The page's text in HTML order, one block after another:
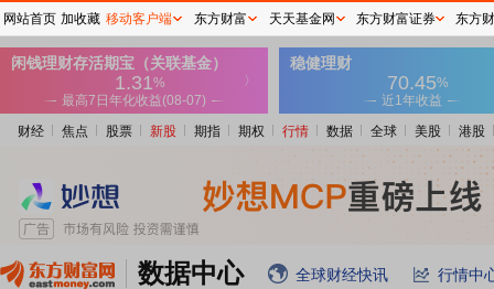
财经 焦点 股票 新股 期指 期权 行情 数据 全球 美股 港股
数据中心 全球财经快讯 行情中
网站首页 加收藏 移动客户端 东方财富 天天基金网 东方财富证券 东方